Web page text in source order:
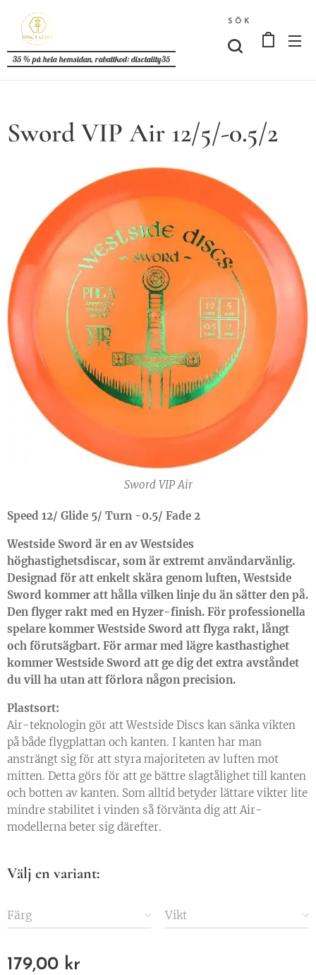
35 % på hela hemsidan, rabattkod: disctality35
SÖK
Sword VIP Air 12/5/-0.5/2
Sword VIP Air
Speed 12/ Glide 5/ Turn -0.5/ Fade 2
Westside Sword är en av Westsides
höghastighetsdiscar, som är extremt användarvänlig.
Designad för att enkelt skära genom luften, Westside
Sword kommer att hålla vilken linje du än sätter den på.
Den flyger rakt med en Hyzer-finish. För professionella
spelare kommer Westside Sword att flyga rakt, långt
och förutsägbart. För armar med lägre kasthastighet
kommer Westside Sword att ge dig det extra avståndet
du vill ha utan att förlora någon precision.
Plastsort:
Air-teknologin gör att Westside Discs kan sänka vikten
på både flygplattan och kanten. I kanten har man
ansträngt sig för att styra majoriteten av luften mot
mitten. Detta görs för att ge bättre slagtålighet till kanten
och botten av kanten. Som alltid betyder lättare vikter lite
mindre stabilitet i vinden så förvänta dig att Air-
modellerna beter sig därefter.
Välj en variant:
Färg Vikt
179,00 kr